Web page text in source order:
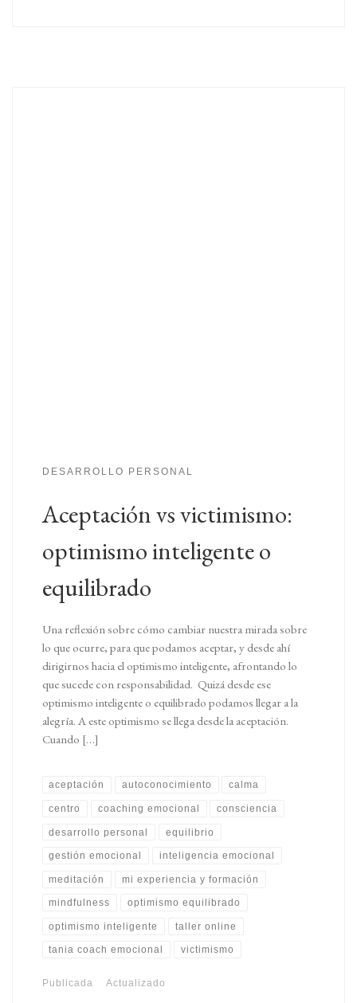
DESARROLLO PERSONAL
Aceptación vs victimismo:
optimismo inteligente o
equilibrado
Una reflexión sobre cómo cambiar nuestra mirada sobre
lo que ocurre, para que podamos aceptar, y desde ahí
dirigirnos hacia el optimismo inteligente, afrontando lo
que sucede con responsabilidad. Quizá desde ese
optimismo inteligente o equilibrado podamos llegar a la
alegría. A este optimismo se llega desde la aceptación.
Cuando […]
aceptación autoconocimiento calma
centro coaching emocional consciencia
desarrollo personal equilibrio
gestión emocional inteligencia emocional
meditación mi experiencia y formación
mindfulness optimismo equilibrado
optimismo inteligente taller online
tania coach emocional victimismo
Publicada Actualizado